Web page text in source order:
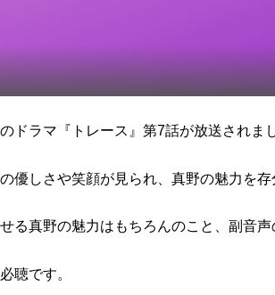
ドラマ『トレース』第7話が放送されま
優しさや笑顔が見られ、真野の魅力を存
る真野の魅力はもちろんのこと、副音
聴です。